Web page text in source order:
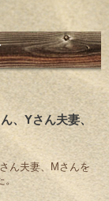
、Yさん夫妻、
ん夫妻、Mさんを